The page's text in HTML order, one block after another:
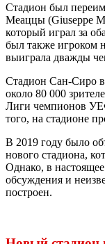
Стадион был
Меаццы (Giuseppe
который играл за
был также игроком
выиграла дважды
Стадион Сан-Сиро в
около 80 000
Лиги чемпионов
того, на стадионе
В 2019 году было
нового стадиона,
Однако, в
обсуждения и
построен.